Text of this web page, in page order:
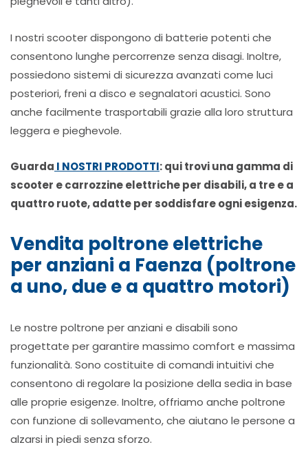
I nostri scooter dispongono di batterie potenti che
consentono lunghe percorrenze senza disagi. Inoltre,
possiedono sistemi di sicurezza avanzati come luci
posteriori, freni a disco e segnalatori acustici. Sono
anche facilmente trasportabili grazie alla loro struttura
leggera e pieghevole.
Guarda I NOSTRI PRODOTTI: qui trovi una gamma di
scooter e carrozzine elettriche per disabili, a tre e a
quattro ruote, adatte per soddisfare ogni esigenza.
Vendita poltrone elettriche
per anziani a Faenza (poltrone
a uno, due e a quattro motori)
Le nostre poltrone per anziani e disabili sono
progettate per garantire massimo comfort e massima
funzionalità. Sono costituite di comandi intuitivi che
consentono di regolare la posizione della sedia in base
alle proprie esigenze. Inoltre, offriamo anche poltrone
con funzione di sollevamento, che aiutano le persone a
alzarsi in piedi senza sforzo.